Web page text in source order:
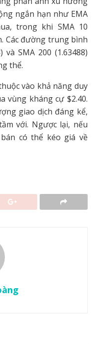
ngắn hạn như EMA
trong khi SMA 10
Các đường trung bình
SMA 200 (1.63488)
thể.
vào khả năng duy
vùng kháng cự $2.40.
giao dịch đáng kể,
với. Ngược lại, nếu
có thể kéo giá về